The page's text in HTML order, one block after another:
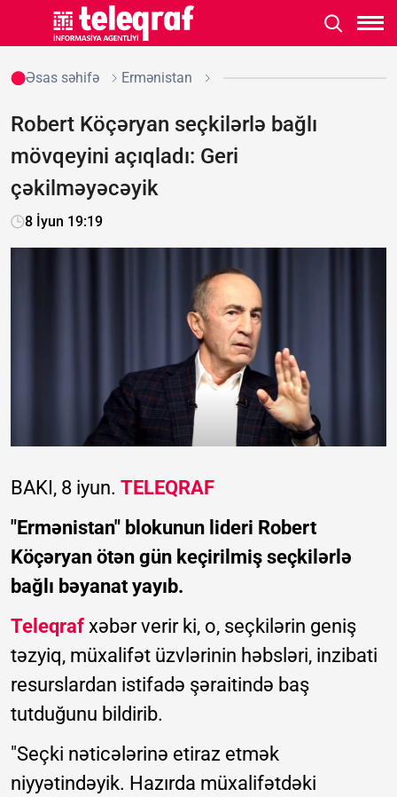
Əsas səhifə Ermənistan
Robert Köçəryan seçkilərlə bağlı
mövqeyini açıqladı: Geri
çəkilməyəcəyik
8 İyun 19:19
BAKI, 8 iyun. TELEQRAF
"Ermənistan" blokunun lideri Robert
Köçəryan ötən gün keçirilmiş seçkilərlə
bağlı bəyanat yayıb.
Teleqraf xəbər verir ki, o, seçkilərin geniş
təzyiq, müxalifət üzvlərinin həbsləri, inzibati
resurslardan istifadə şəraitində baş
tutduğunu bildirib.
"Seçki nəticələrinə etiraz etmək
niyyətindəyik. Hazırda müxalifətdəki